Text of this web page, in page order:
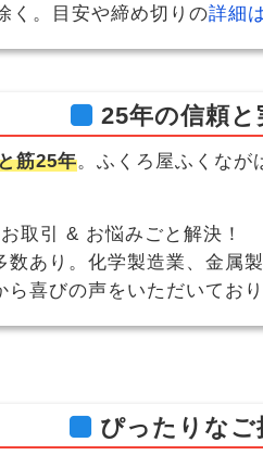
く。目安や締め切りの詳細
25年の信頼と
筋25年。ふくろ屋ふくなが
取引 & お悩みごと解決！
数あり。化学製造業、金属
ら喜びの声をいただいており
ぴったりなご